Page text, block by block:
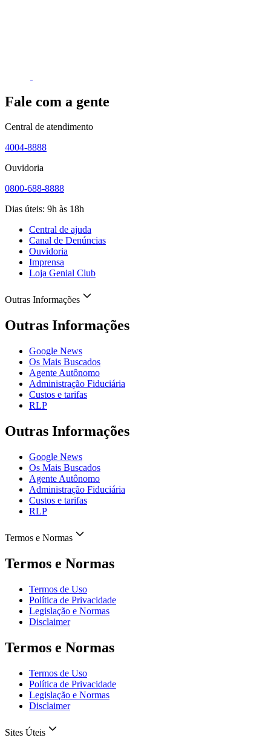
Fale com a gente
Central de atendimento
4004-8888
Ouvidoria
0800-688-8888
Dias úteis: 9h às 18h
Central de ajuda
Canal de Denúncias
Ouvidoria
Imprensa
Loja Genial Club
Outras Informações
Outras Informações
Google News
Os Mais Buscados
Agente Autônomo
Administração Fiduciária
Custos e tarifas
RLP
Outras Informações
Google News
Os Mais Buscados
Agente Autônomo
Administração Fiduciária
Custos e tarifas
RLP
Termos e Normas
Termos e Normas
Termos de Uso
Política de Privacidade
Legislação e Normas
Disclaimer
Termos e Normas
Termos de Uso
Política de Privacidade
Legislação e Normas
Disclaimer
Sites Úteis